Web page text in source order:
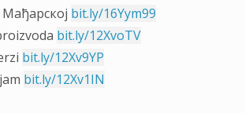
bit.ly/16Yym99
bit.ly/12XvoTV
bit.ly/12Xv9YP
bit.ly/12Xv1IN